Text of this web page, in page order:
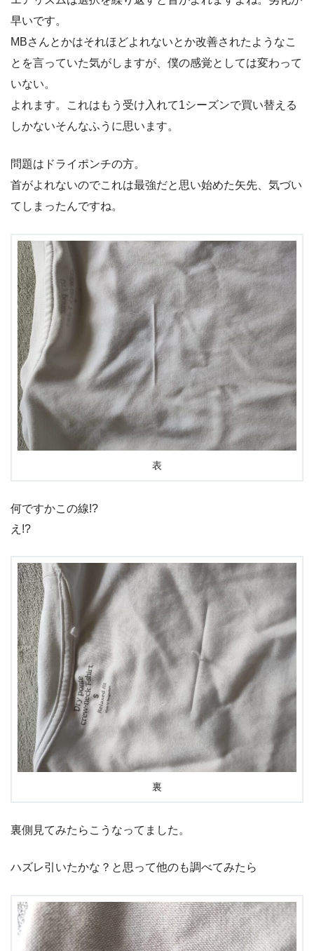
早いです。
MBさんとかはそれほどよれないとか改善されたようなこ
とを言っていた気がしますが、僕の感覚としては変わって
いない。
よれます。これはもう受け入れて1シーズンで買い替える
しかないそんなふうに思います。
問題はドライポンチの方。
首がよれないのでこれは最強だと思い始めた矢先、気づい
てしまったんですね。
表
何ですかこの線!?
え!?
裏
裏側見てみたらこうなってました。
ハズレ引いたかな？と思って他のも調べてみたら